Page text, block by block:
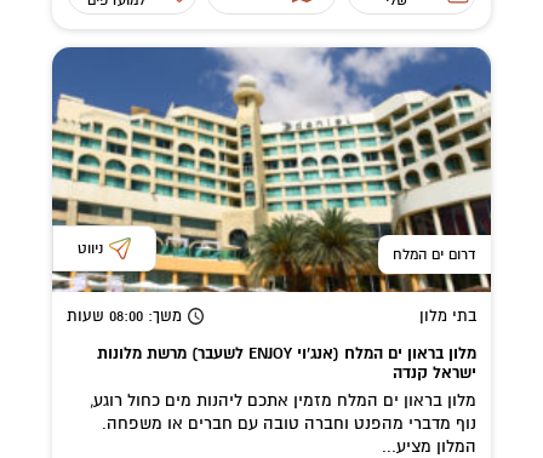
דרום ים המלח ניווט
בתי מלון משך: 08:00 שעות
מלון בראון ים המלח (אנג'וי ENJOY לשעבר) מרשת מלונות
ישראל קנדה
מלון בראון ים המלח מזמין אתכם ליהנות מים כחול רוגע,
נוף מדברי מהפנט וחברה טובה עם חברים או משפחה.
המלון מציע...